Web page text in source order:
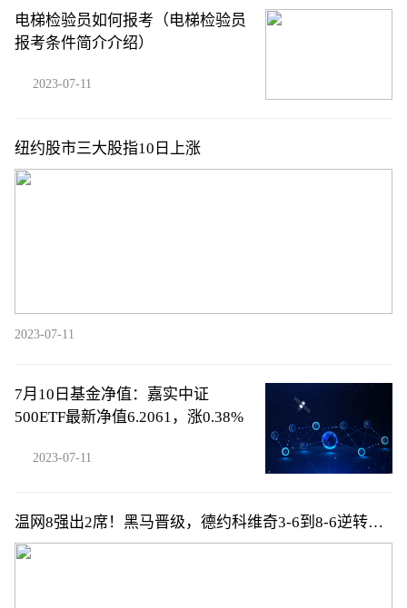
电梯检验员如何报考（电梯检验员
报考条件简介介绍）
2023-07-11
纽约股市三大股指10日上涨
2023-07-11
7月10日基金净值：嘉实中证
500ETF最新净值6.2061，涨0.38%
2023-07-11
温网8强出2席！黑马晋级，德约科维奇3-6到8-6逆转，
卢布列夫3-2